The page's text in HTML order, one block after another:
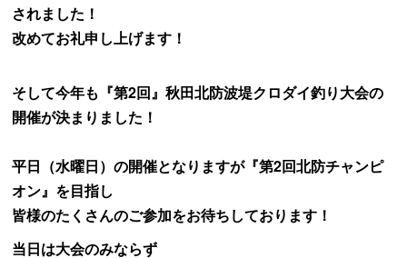
されました！
改めてお礼申し上げます！
そして今年も『第2回』秋田北防波堤クロダイ釣り大会の
開催が決まりました！
平日（水曜日）の開催となりますが『第2回北防チャンピ
オン』を目指し
皆様のたくさんのご参加をお待ちしております！
当日は大会のみならず